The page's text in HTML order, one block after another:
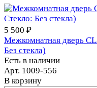
5 500 ₽
Межкомнатная дверь
Без стекла)
Есть в наличии
Арт. 1009-556
В корзину